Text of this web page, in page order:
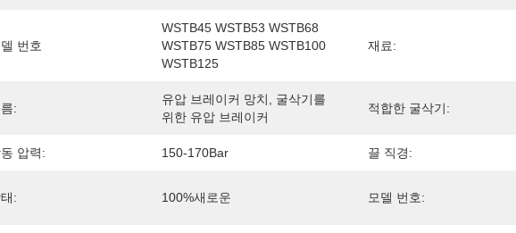
번호
WSTB45 WSTB53 WSTB68
WSTB75 WSTB85 WSTB100
WSTB125
재료:
:
유압 브레이커 망치, 굴삭기를
위한 유압 브레이커
적합한 굴삭기:
압력: 150-170Bar 끌 직경:
: 100%새로운 모델 번호: